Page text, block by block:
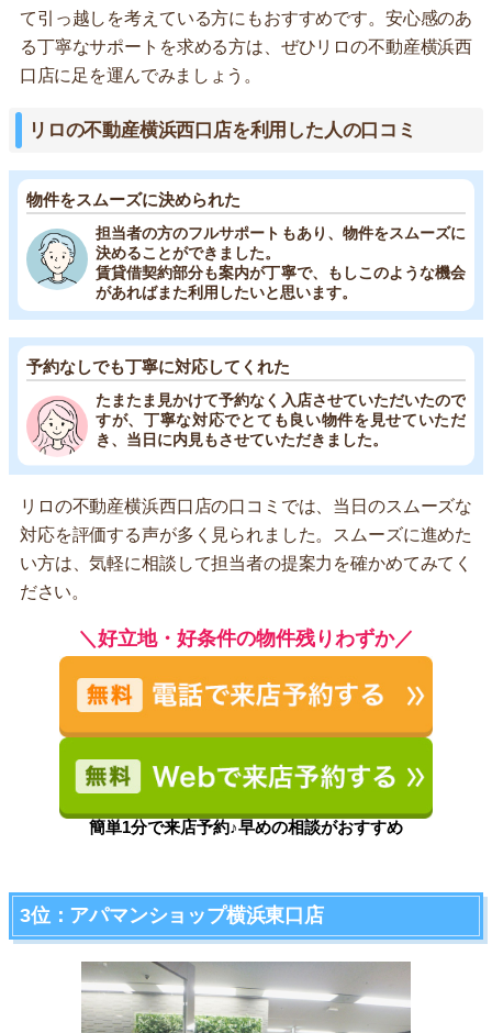
て引っ越しを考えている方にもおすすめです。安心感のあ
る丁寧なサポートを求める方は、ぜひリロの不動産横浜西
口店に足を運んでみましょう。
リロの不動産横浜西口店を利用した人の口コミ
物件をスムーズに決められた
担当者の方のフルサポートもあり、物件をスムーズに
決めることができました。
賃貸借契約部分も案内が丁寧で、もしこのような機会
があればまた利用したいと思います。
予約なしでも丁寧に対応してくれた
たまたま見かけて予約なく入店させていただいたので
すが、丁寧な対応でとても良い物件を見せていただ
き、当日に内見もさせていただきました。
リロの不動産横浜西口店の口コミでは、当日のスムーズな
対応を評価する声が多く見られました。スムーズに進めた
い方は、気軽に相談して担当者の提案力を確かめてみてく
ださい。
＼好立地・好条件の物件残りわずか／
簡単1分で来店予約♪早めの相談がおすすめ
3位：アパマンショップ横浜東口店